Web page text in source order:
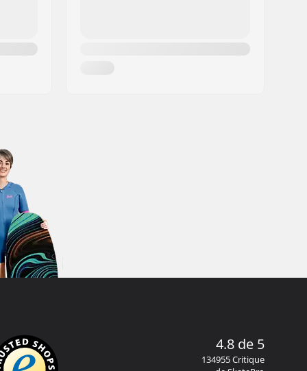
4.8 de 5
134955 Critique